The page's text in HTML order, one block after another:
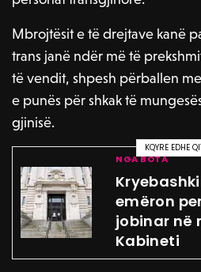
Mbrojtësit e të drejtave kanë
trans janë ndër më të
të vendit, shpesh përballen
e punës për shkak të
gjinisë.
KQYRE EDHE
NGA BOTA
emëron
jobinar në
Kabineti